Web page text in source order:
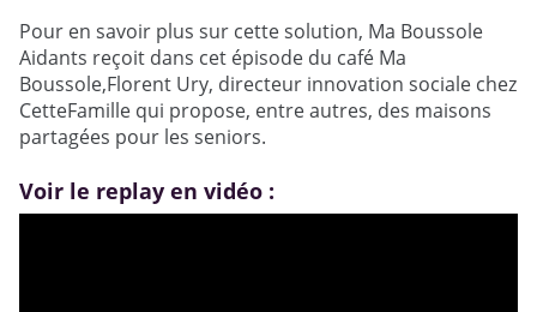
Pour en savoir plus sur cette solution, Ma Boussole
Aidants reçoit dans cet épisode du café Ma
Boussole,Florent Ury, directeur innovation sociale chez
CetteFamille qui propose, entre autres, des maisons
partagées pour les seniors.
Voir le replay en vidéo :